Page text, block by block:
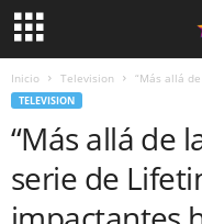
Inicio Television “Más allá
TELEVISION
“Más allá de
serie de